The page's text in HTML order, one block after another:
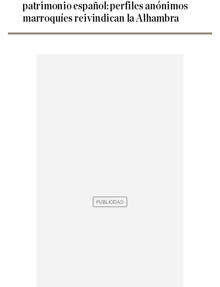
patrimonio español: perfiles anónimos
marroquíes reivindican la Alhambra